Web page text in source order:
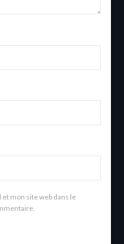
mon site web dans le